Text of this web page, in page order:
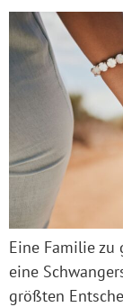
Eine Familie zu
eine
größten